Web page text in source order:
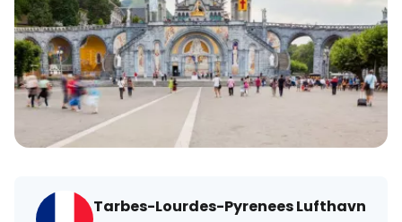
Tarbes-Lourdes-Pyrenees Lufthavn